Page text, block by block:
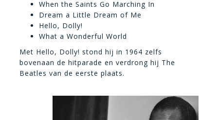
When the Saints Go Marching In
Dream a Little Dream of Me
Hello, Dolly!
What a Wonderful World
Met Hello, Dolly! stond hij in 1964 zelfs
bovenaan de hitparade en verdrong hij The
Beatles van de eerste plaats.